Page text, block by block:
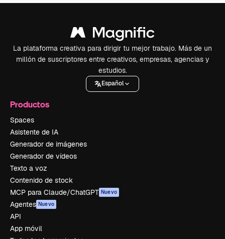
La plataforma creativa para dirigir tu mejor trabajo. Más de un
millón de suscriptores entre creativos, empresas, agencias y
estudios.
Español
Productos
Spaces
Asistente de IA
Generador de imágenes
Generador de vídeos
Texto a voz
Contenido de stock
MCP para Claude/ChatGPT Nuevo
Agentes Nuevo
API
App móvil